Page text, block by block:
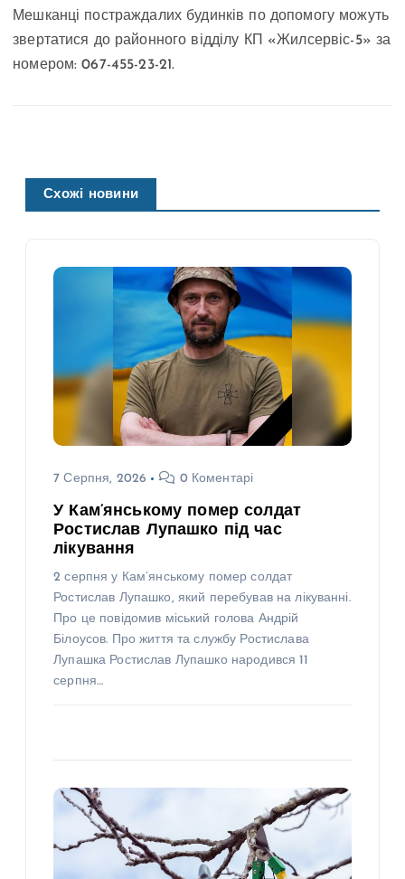
Мешканці постраждалих будинків по допомогу можуть
звертатися до районного відділу КП «Жилсервіс-5» за
номером: 067-455-23-21.
Схожі новини
7 Серпня, 2026 0 Коментарі
У Кам’янському помер солдат
Ростислав Лупашко під час
лікування
2 серпня у Кам’янському помер солдат
Ростислав Лупашко, який перебував на лікуванні.
Про це повідомив міський голова Андрій
Білоусов. Про життя та службу Ростислава
Лупашка Ростислав Лупашко народився 11
серпня…